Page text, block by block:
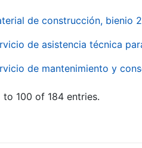
de construcción, bienio
de asistencia técnica
de mantenimiento y
to 100 of 184 entries.